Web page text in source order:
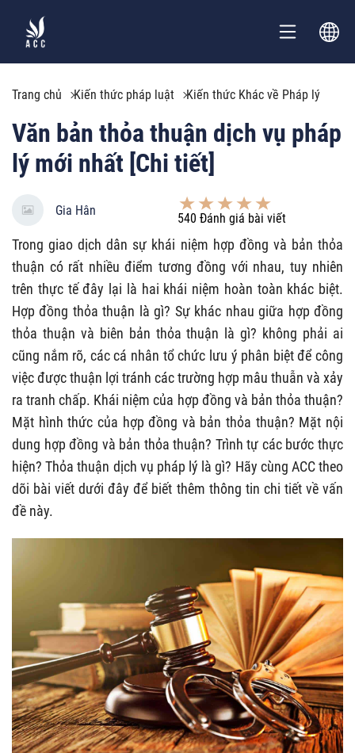
Trang chủ Kiến thức pháp luật Kiến thức Khác về Pháp lý
Văn bản thỏa thuận dịch vụ pháp
lý mới nhất [Chi tiết]
Gia Hân
540 Đánh giá bài viết
Trong giao dịch dân sự khái niệm hợp đồng và bản thỏa
thuận có rất nhiều điểm tương đồng với nhau, tuy nhiên
trên thực tế đây lại là hai khái niệm hoàn toàn khác biệt.
Hợp đồng thỏa thuận là gì? Sự khác nhau giữa hợp đồng
thỏa thuận và biên bản thỏa thuận là gì? không phải ai
cũng nắm rõ, các cá nhân tổ chức lưu ý phân biệt để công
việc được thuận lợi tránh các trường hợp mâu thuẫn và xảy
ra tranh chấp. Khái niệm của hợp đồng và bản thỏa thuận?
Mặt hình thức của hợp đồng và bản thỏa thuận? Mặt nội
dung hợp đồng và bản thỏa thuận? Trình tự các bước thực
hiện? Thỏa thuận dịch vụ pháp lý là gì? Hãy cùng ACC theo
dõi bài viết dưới đây để biết thêm thông tin chi tiết về vấn
đề này.